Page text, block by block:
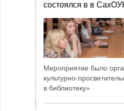
состоялся в в
Мероприятие было
культурно-
в библиотеку»